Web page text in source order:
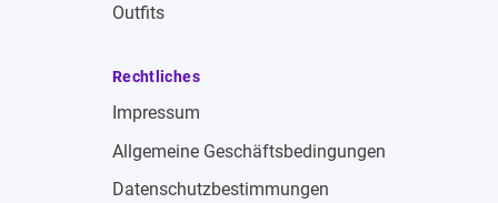
Outfits
Rechtliches
Impressum
Allgemeine Geschäftsbedingungen
Datenschutzbestimmungen